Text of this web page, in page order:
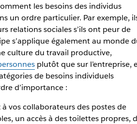
les besoins des individus
un ordre particulier. Par exemple,
relations sociales s’ils ont peur de
s’applique également au monde
culture du travail productive,
plutôt que sur l’entreprise,
de besoins individuels
d’importance :
à vos collaborateurs des postes de
un accès à des toilettes propres,